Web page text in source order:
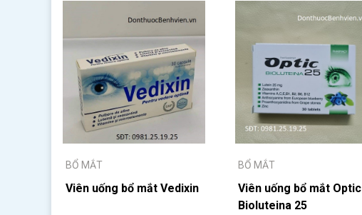
BỔ MẮT
Viên uống bổ mắt Vedixin
BỔ MẮT
Viên uống bổ mắt Optic
Bioluteina 25